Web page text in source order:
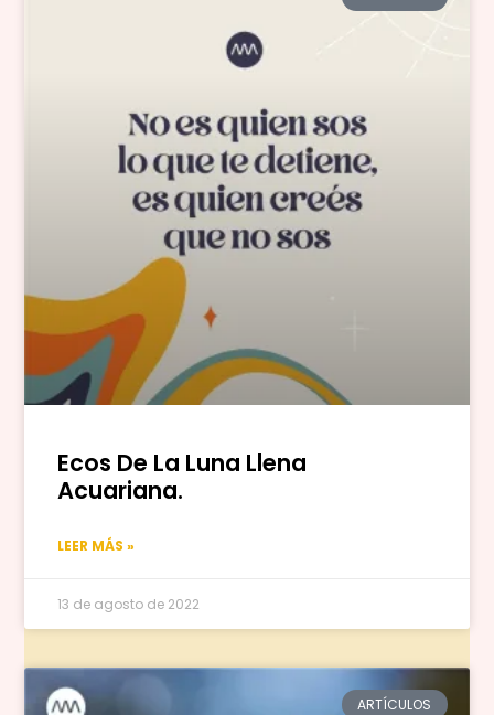
Ecos De La Luna Llena
Acuariana.
LEER MÁS »
13 de agosto de 2022
ARTÍCULOS